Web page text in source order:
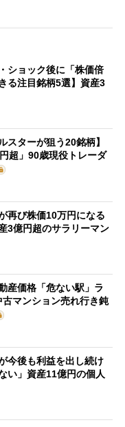
ショック後に「株価倍
る注目銘柄5選】資産3
スターが狙う20銘柄】
超」90歳現役トレーダ
再び株価10万円になる
3億円超のサラリーマン
産価格「危ない駅」ラ
古マンション売れ行き鈍
今後も利益を出し続け
い」資産11億円の個人